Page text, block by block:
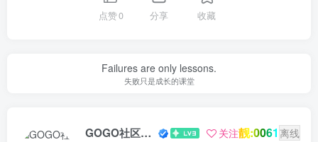
点赞0 分享 收藏
Failures are only lessons.
失败只是成长的课堂
GOGO社区新闻助手 关注靓:0061 离线